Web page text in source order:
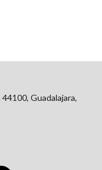
Guadalajara,